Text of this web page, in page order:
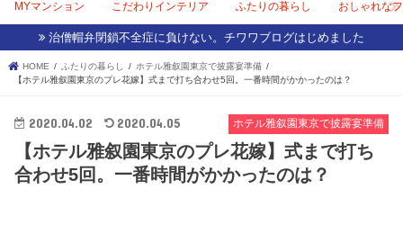
MYマンション こだわりインテリア ふたりの暮らし おしゃれな
治僧帽弁閉鎖不全症に負けない。チワワブログはじめました
HOME ふたりの暮らし
ホテル雅叙園東京で披露宴準備
【ホテル雅叙園東京のプレ花嫁】式まで打ち合わせ5回。一番時間がかかったのは？
ホテル雅叙園東京で披露宴準備
2020.04.02 2020.04.05
【ホテル雅叙園東京のプレ花嫁】式まで打ち
合わせ5回。一番時間がかかったのは？